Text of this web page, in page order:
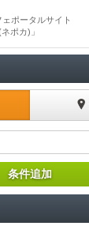
ポータルサイト
ポカ)」
条件追加